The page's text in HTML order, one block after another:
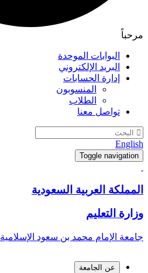
مرحباً
البوابات الموحدة
البريد الإلكتروني
إدارة الحسابات
المنسوبون
الطلاب
تواصل معنا
English
Toggle navigation
المملكة العربية السعودية
وزارة التعليم
جامعة الإمام محمد بن سعود الإسلامية
عن الجامعة